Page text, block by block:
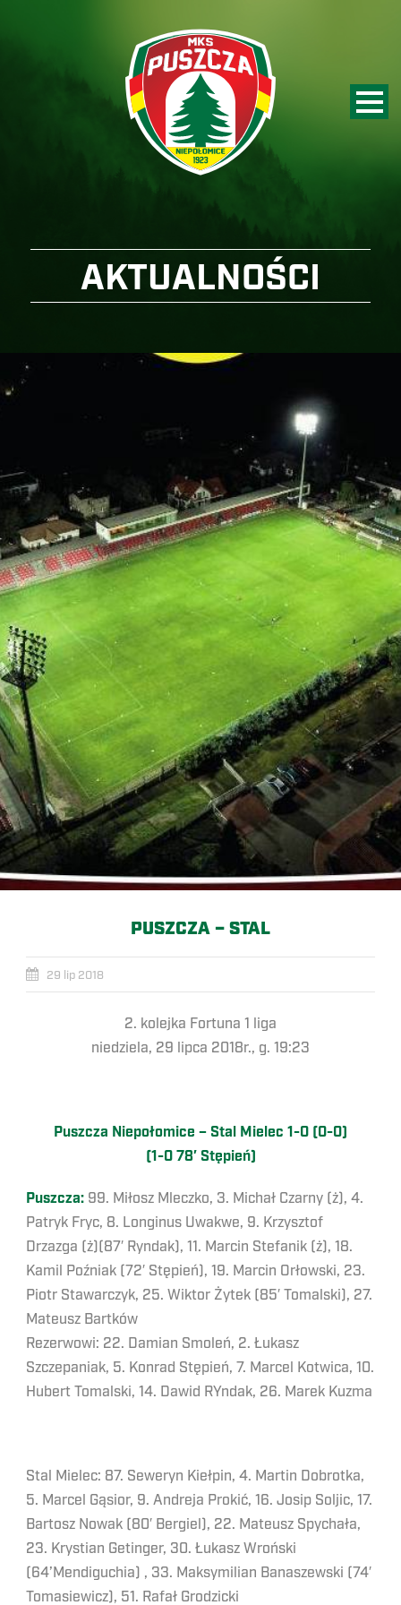
AKTUALNOŚCI
PUSZCZA – STAL
29 lip 2018
2. kolejka Fortuna 1 liga
niedziela, 29 lipca 2018r., g. 19:23
Puszcza Niepołomice – Stal Mielec 1-0 (0-0)
(1-0 78′ Stępień)
Puszcza: 99. Miłosz Mleczko, 3. Michał Czarny (ż), 4.
Patryk Fryc, 8. Longinus Uwakwe, 9. Krzysztof
Drzazga (ż)(87′ Ryndak), 11. Marcin Stefanik (ż), 18.
Kamil Poźniak (72′ Stępień), 19. Marcin Orłowski, 23.
Piotr Stawarczyk, 25. Wiktor Żytek (85′ Tomalski), 27.
Mateusz Bartków
Rezerwowi: 22. Damian Smoleń, 2. Łukasz
Szczepaniak, 5. Konrad Stępień, 7. Marcel Kotwica, 10.
Hubert Tomalski, 14. Dawid RYndak, 26. Marek Kuzma
Stal Mielec: 87. Seweryn Kiełpin, 4. Martin Dobrotka,
5. Marcel Gąsior, 9. Andreja Prokić, 16. Josip Soljic, 17.
Bartosz Nowak (80′ Bergiel), 22. Mateusz Spychała,
23. Krystian Getinger, 30. Łukasz Wroński
(64’Mendiguchia) , 33. Maksymilian Banaszewski (74′
Tomasiewicz), 51. Rafał Grodzicki